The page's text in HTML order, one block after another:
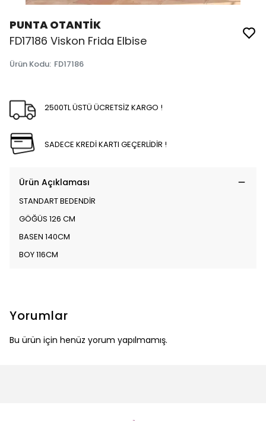
PUNTA OTANTİK
FD17186 Viskon Frida Elbise
Ürün Kodu: FD17186
2500TL ÜSTÜ ÜCRETSİZ KARGO !
SADECE KREDİ KARTI GEÇERLİDİR !
Ürün Açıklaması
STANDART BEDENDİR
GÖĞÜS 126 CM
BASEN 140CM
BOY 116CM
Yorumlar
Bu ürün için henüz yorum yapılmamış.